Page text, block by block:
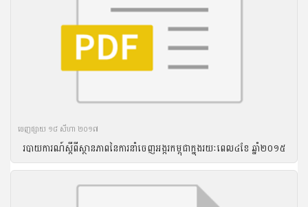
ចេញ​ផ្សាយ​ ១៨ សីហា ២០១៧
របាយ​ការណ៍​ស្តីពី​ស្ថានភាព​នៃ​ការ​នាំ​ចេញ​អង្ករ​កម្ពុជា​ក្នុង​រយៈ​ពេល​៤ខែ ឆ្នាំ​២០១៥